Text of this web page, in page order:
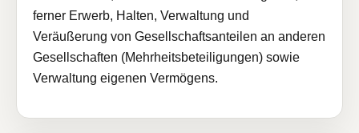
ferner Erwerb, Halten, Verwaltung und
Veräußerung von Gesellschaftsanteilen an anderen
Gesellschaften (Mehrheitsbeteiligungen) sowie
Verwaltung eigenen Vermögens.